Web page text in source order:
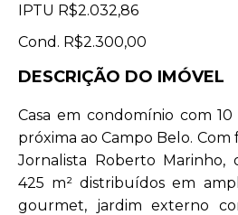
IPTU R$2.032,86
Cond. R$2.300,00
DESCRIÇÃO DO IMÓVEL
Casa em condomínio com
próxima ao Campo Belo. Com
Jornalista Roberto
425 m² distribuídos em
gourmet, jardim externo